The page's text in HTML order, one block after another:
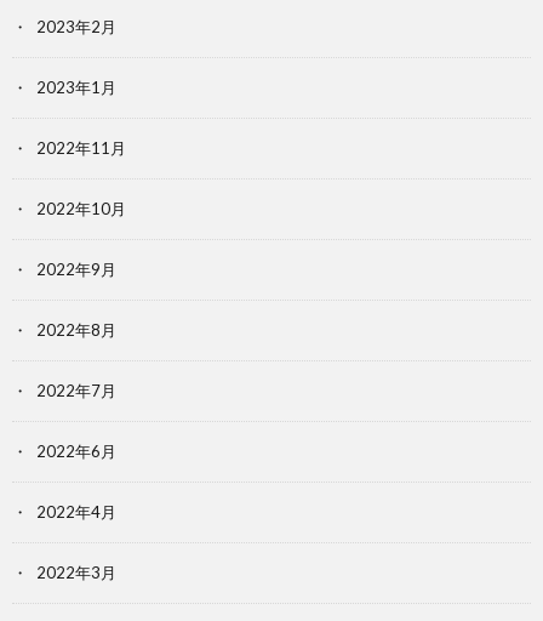
2023年2月
2023年1月
2022年11月
2022年10月
2022年9月
2022年8月
2022年7月
2022年6月
2022年4月
2022年3月